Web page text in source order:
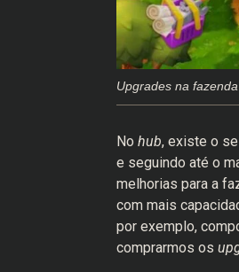
Upgrades na
No hub, existe o
e seguindo até o
melhorias para a
com mais
por exemplo,
comprarmos os